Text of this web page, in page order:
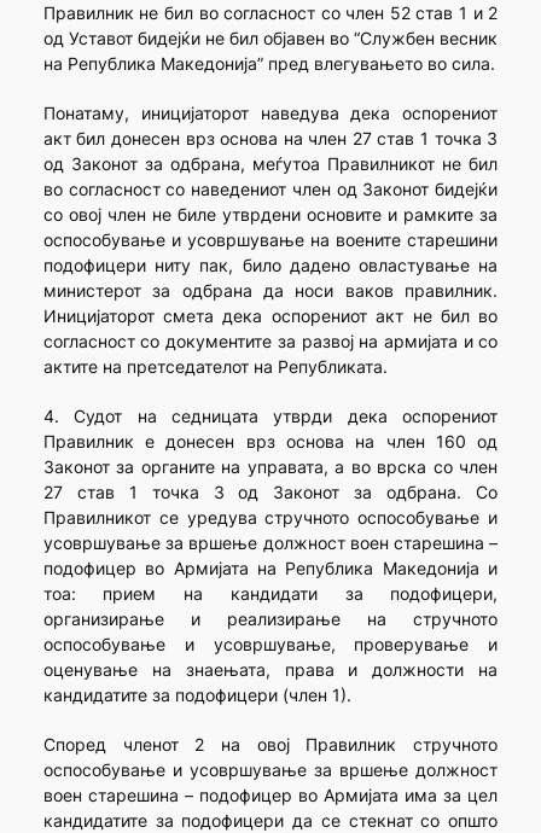
Правилник не бил во согласност со член 52 став 1 и 2
од Уставот бидејќи не бил објавен во “Службен весник
на Република Македонија” пред влегувањето во сила.
Понатаму, иницијаторот наведува дека оспорениот
акт бил донесен врз основа на член 27 став 1 точка 3
од Законот за одбрана, меѓутоа Правилникот не бил
во согласност со наведениот член од Законот бидејќи
со овој член не биле утврдени основите и рамките за
оспособување и усовршување на воените старешини
подофицери ниту пак, било дадено овластување на
министерот за одбрана да носи ваков правилник.
Иницијаторот смета дека оспорениот акт не бил во
согласност со документите за развој на армијата и со
актите на претседателот на Републиката.
4. Судот на седницата утврди дека оспорениот
Правилник е донесен врз основа на член 160 од
Законот за органите на управата, а во врска со член
27 став 1 точка 3 од Законот за одбрана. Со
Правилникот се уредува стручното оспособување и
усовршување за вршење должност воен старешина –
подофицер во Армијата на Република Македонија и
тоа: прием на кандидати за подофицери,
организирање и реализирање на стручното
оспособување и усовршување, проверување и
оценување на знаењата, права и должности на
кандидатите за подофицери (член 1).
Според членот 2 на овој Правилник стручното
оспособување и усовршување за вршење должност
воен старешина – подофицер во Армијата има за цел
кандидатите за подофицери да се стекнат со општо